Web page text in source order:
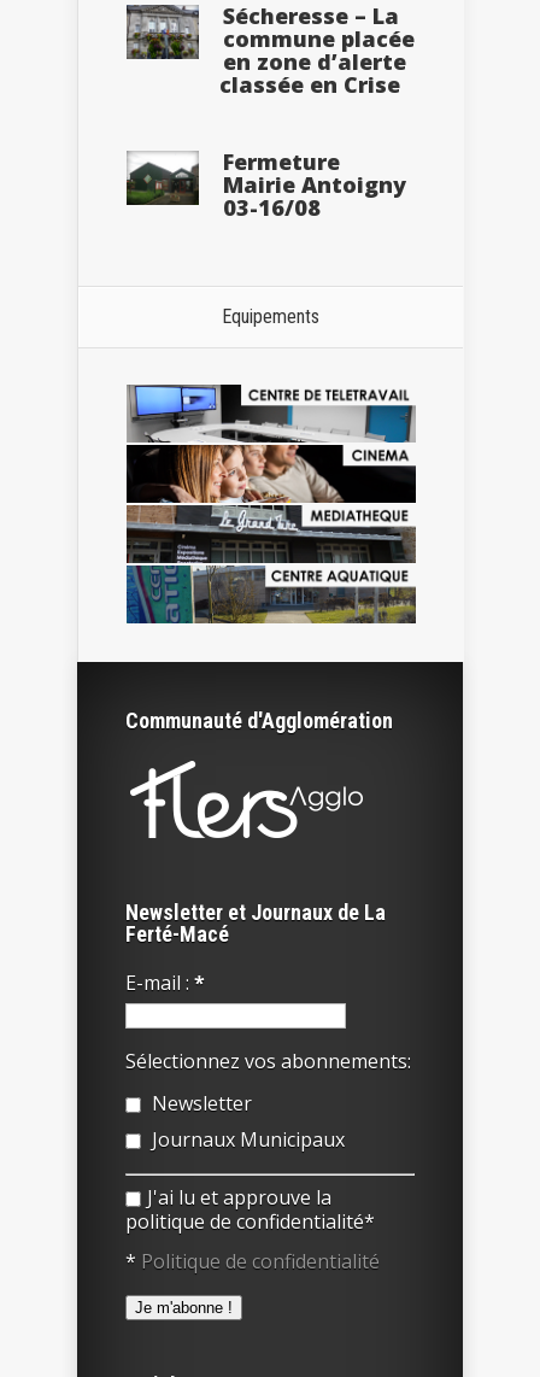
Sécheresse – La
commune placée
en zone d’alerte
classée en Crise
Fermeture
Mairie Antoigny
03-16/08
Equipements
Communauté d'Agglomération
Newsletter et Journaux de La
Ferté-Macé
E-mail : *
Sélectionnez vos abonnements:
Newsletter
Journaux Municipaux
J'ai lu et approuve la
politique de confidentialité*
* Politique de confidentialité